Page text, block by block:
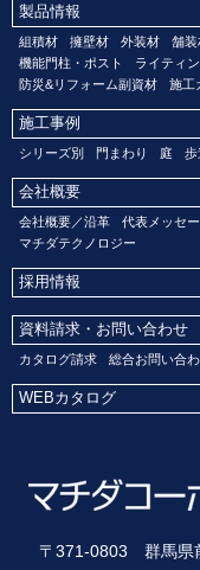
製品情報
組積材 擁壁材 外装材 舗装
機能門柱・ポスト
ライティ
防災&リフォーム副資材
施工
施工事例
シリーズ別 門まわり 庭 歩
会社概要
会社概要／沿革 代表メッセ
マチダテクノロジー
採用情報
資料請求・お問い合わせ
カタログ請求 総合お問い合
WEBカタログ
〒371-0803 群馬県